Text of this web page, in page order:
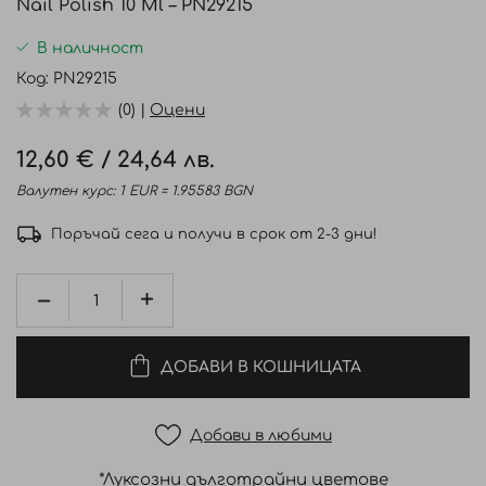
на
галерия
със
Nail Polish 10 Ml – PN29215
В наличност
Код PN29215
(0) | Оцени
12,60 € / 24,64 лв.
Валутен курс: 1 EUR = 1.95583 BGN
Поръчай сега и получи в срок от 2-3 дни!
ДОБАВИ В КОШНИЦАТА
Добави в любими
*Луксозни дълготрайни цветове